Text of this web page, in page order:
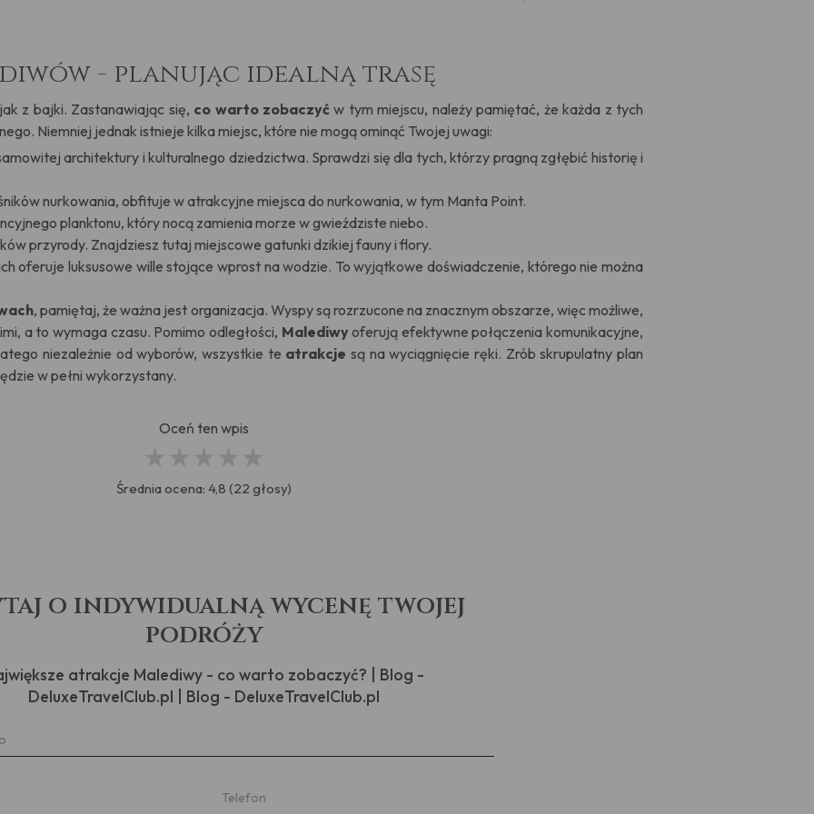
- planując idealną trasę
z bajki. Zastanawiając się, co warto zobaczyćw tym miejscu, należy pamiętać, że każda z tych
Niemniej jednak istnieje kilka miejsc, które nie mogą ominąć Twojej uwagi:
architektury i kulturalnego dziedzictwa. Sprawdzi się dla tych, którzy pragną zgłębić historię i
nurkowania, obfituje w atrakcyjne miejsca do nurkowania, w tym Manta Point.
planktonu, który nocą zamienia morze w gwieździste niebo.
przyrody. Znajdziesz tutaj miejscowe gatunki dzikiej fauny i flory.
oferuje luksusowe wille stojące wprost na wodzie. To wyjątkowe doświadczenie, którego nie można
, pamiętaj, że ważna jest organizacja. Wyspy są rozrzucone na znacznym obszarze, więc możliwe,
a to wymaga czasu. Pomimo odległości, Malediwyoferują efektywne połączenia komunikacyjne,
niezależnie od wyborów, wszystkie te atrakcjesą na wyciągnięcie ręki. Zrób skrupulatny plan
w pełni wykorzystany.
Oceń ten wpis
★ ★ ★ ★ ★
Średnia ocena: 4,8 (22 głosy)
o indywidualną wycenę twojej
podróży
atrakcje Malediwy - co warto zobaczyć? | Blog -
DeluxeTravelClub.pl | Blog - DeluxeTravelClub.pl